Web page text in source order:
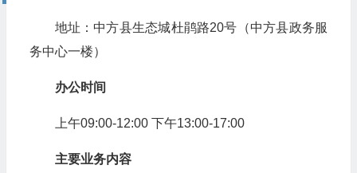
地址：中方县生态城杜鹃路20号（中方县政务服
务中心一楼）
办公时间
上午09:00-12:00 下午13:00-17:00
主要业务内容